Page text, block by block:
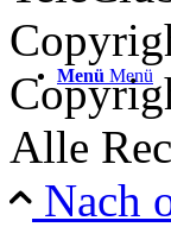
Menü Menü
Alle
Nach